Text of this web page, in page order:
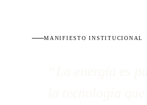
MANIFIESTO INSTITUCIONAL